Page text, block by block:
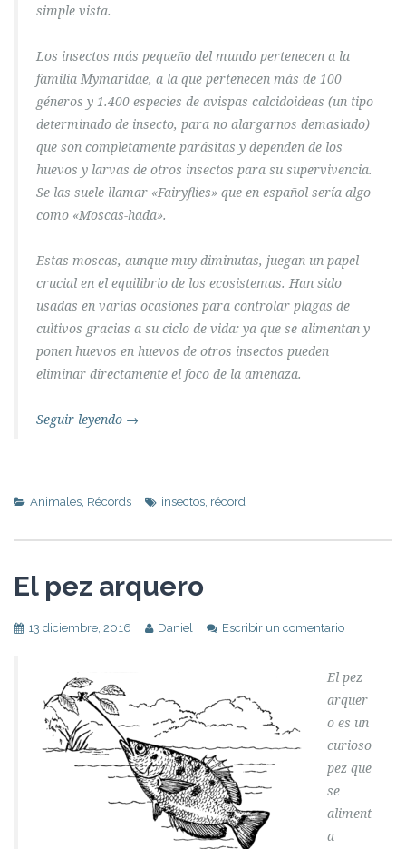
simple vista.
Los insectos más pequeño del mundo pertenecen a la
familia Mymaridae, a la que pertenecen más de 100
géneros y 1.400 especies de avispas calcidoideas (un tipo
determinado de insecto, para no alargarnos demasiado)
que son completamente parásitas y dependen de los
huevos y larvas de otros insectos para su supervivencia.
Se las suele llamar «Fairyflies» que en español sería algo
como «Moscas-hada».
Estas moscas, aunque muy diminutas, juegan un papel
crucial en el equilibrio de los ecosistemas. Han sido
usadas en varias ocasiones para controlar plagas de
cultivos gracias a su ciclo de vida: ya que se alimentan y
ponen huevos en huevos de otros insectos pueden
eliminar directamente el foco de la amenaza.
Seguir leyendo →
Animales, Récords insectos, récord
El pez arquero
13 diciembre, 2016 Daniel Escribir un comentario
El pez
arquer
o es un
curioso
pez que
se
aliment
a